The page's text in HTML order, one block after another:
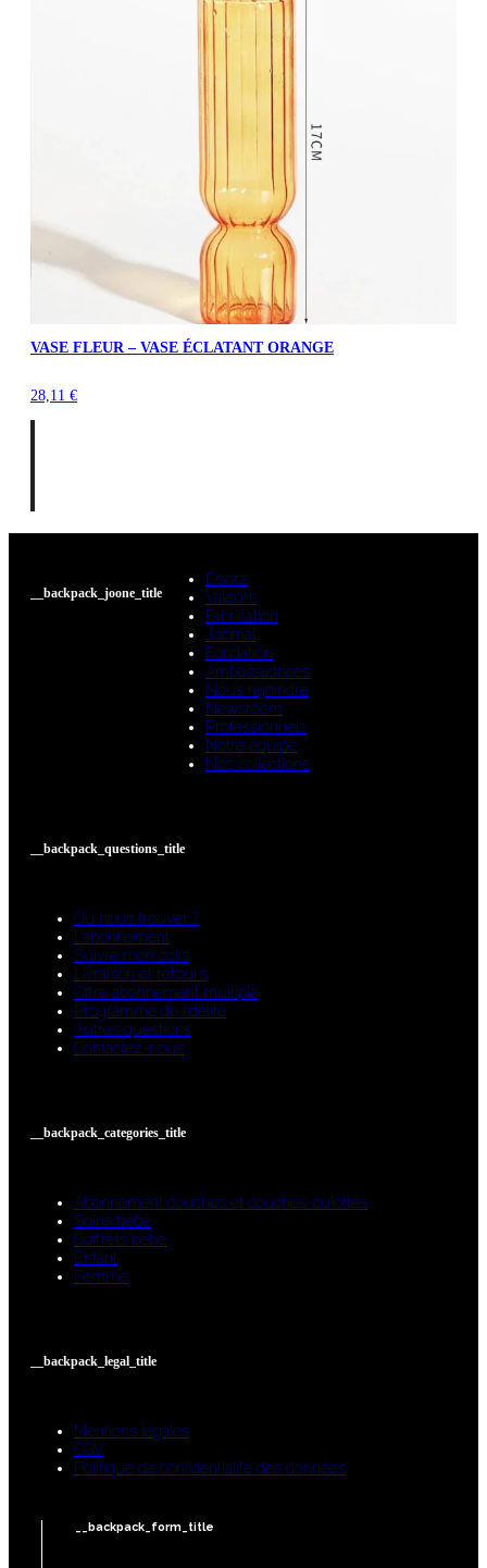
VASE FLEUR – VASE ÉCLATANT ORANGE
28,11 €
__backpack_joone_title
Doorz
Valeurs
Fabrication
Joornal
Fondation
Ambassadrices
Nous rejoindre
Newsroom
Professionnels
Notre équipe
Nos collections
__backpack_questions_title
Où nous trouver ?
L’abonnement
Suivre mon colis
Livraison et retours
Offre abonnement multiple
Programme de fidélité
Autres questions
Contactez-nous
__backpack_categories_title
Abonnement couches et couches-culottes
Soins bébé
Coffrets bébé
Enfant
Femme
__backpack_legal_title
Mentions légales
CGV
Politique de confidentialité des données
__backpack_form_title